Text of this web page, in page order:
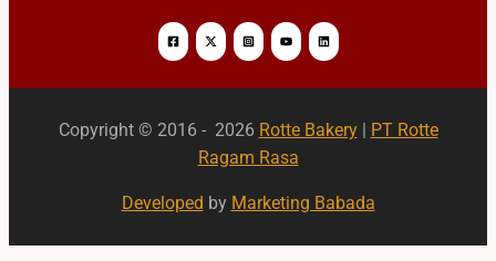
Copyright © 2016 - 2026 Rotte Bakery| PT Rotte
Ragam Rasa
Developed by Marketing Babada